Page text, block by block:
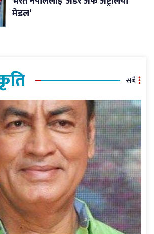
मेडल’
सबै